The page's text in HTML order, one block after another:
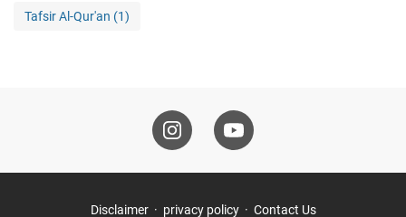
Tafsir Al-Qur'an (1)
Disclaimer privacy policy Contact Us